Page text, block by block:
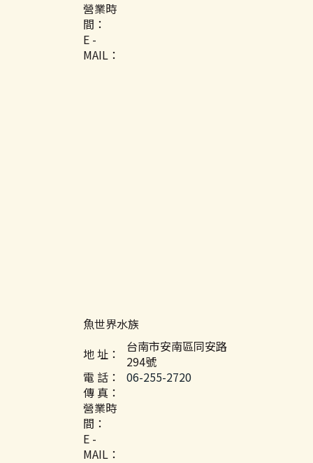
營業時
間：
E -
MAIL：
魚世界水族
地 址：
台南市安南區同安路
294號
電 話：
06-255-2720
傳 真：
營業時
間：
E -
MAIL：